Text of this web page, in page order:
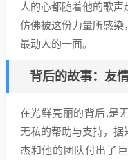
人的心都随着他的歌
仿佛被这份力量所感染
最动人的一面。
背后的故事：友
在光鲜亮丽的背后,是
无私的帮助与支持，
杰和他的团队付出了